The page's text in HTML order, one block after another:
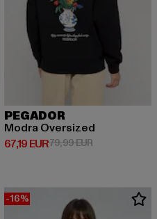
79,99 EUR
PEGADOR
Modra Oversized
67,19 EUR
Ajankohtainen hinta: 67,19 EUR
79,99 EUR
-16%